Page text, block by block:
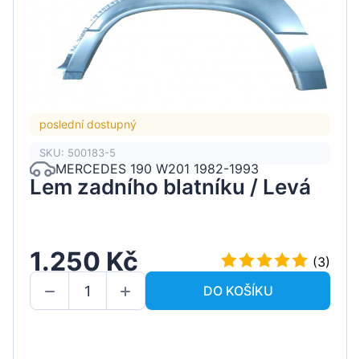
poslední dostupný
SKU: 500183-5
MERCEDES 190 W201 1982-1993
Lem zadního blatníku / Levá
1.250 Kč
(3)
DO KOŠÍKU